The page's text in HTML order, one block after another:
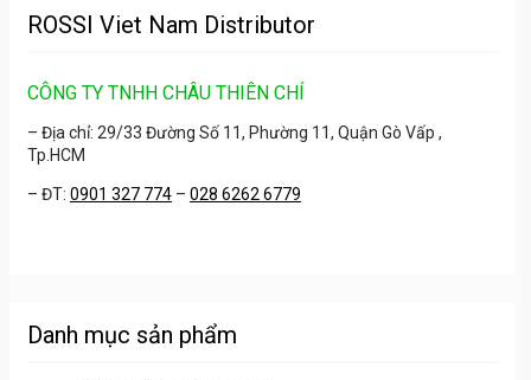
ROSSI Viet Nam Distributor
CÔNG TY TNHH CHÂU THIÊN CHÍ
– Địa chỉ: 29/33 Đường Số 11, Phường 11, Quận Gò Vấp ,
Tp.HCM
– ĐT: 0901 327 774 – 028 6262 6779
Danh mục sản phẩm